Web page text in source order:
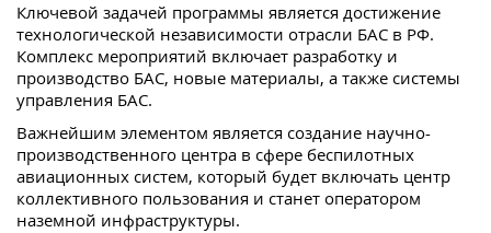
Ключевой задачей программы является достижение
технологической независимости отрасли БАС в РФ.
Комплекс мероприятий включает разработку и
производство БАС, новые материалы, а также системы
управления БАС.
Важнейшим элементом является создание научно-
производственного центра в сфере беспилотных
авиационных систем, который будет включать центр
коллективного пользования и станет оператором
наземной инфраструктуры.